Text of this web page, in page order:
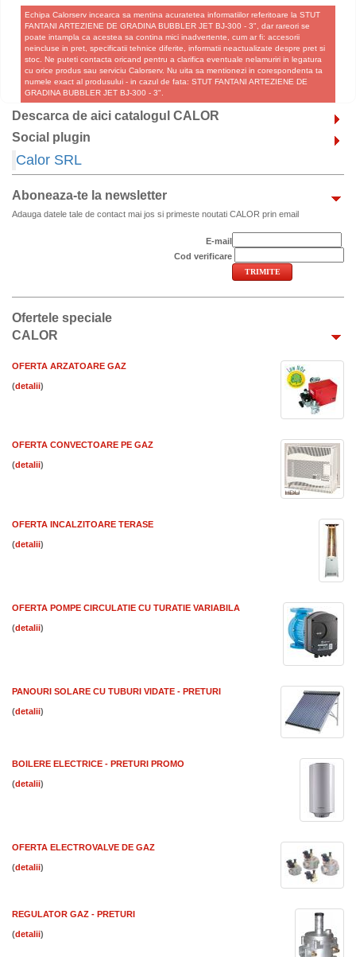
Echipa Calorserv incearca sa mentina acuratetea informatiilor referitoare la STUT
FANTANI ARTEZIENE DE GRADINA BUBBLER JET BJ-300 - 3", dar rareori se
poate intampla ca acestea sa contina mici inadvertente, cum ar fi: accesorii
neincluse in pret, specificatii tehnice diferite, informatii neactualizate despre pret si
stoc. Ne puteti contacta oricand pentru a clarifica eventuale nelamuriri in legatura
cu orice produs sau serviciu Calorserv. Nu uita sa mentionezi in corespondenta ta
numele exact al produsului - in cazul de fata: STUT FANTANI ARTEZIENE DE
GRADINA BUBBLER JET BJ-300 - 3".
Descarca de aici catalogul CALOR
Social plugin
Calor SRL
Aboneaza-te la newsletter
Adauga datele tale de contact mai jos si primeste noutati CALOR prin email
E-mail
Cod verificare
Ofertele speciale
CALOR
OFERTA ARZATOARE GAZ
( )
OFERTA CONVECTOARE PE GAZ
( )
OFERTA INCALZITOARE TERASE
( )
OFERTA POMPE CIRCULATIE CU TURATIE VARIABILA
( )
PANOURI SOLARE CU TUBURI VIDATE - PRETURI
( )
BOILERE ELECTRICE - PRETURI PROMO
( )
OFERTA ELECTROVALVE DE GAZ
( )
REGULATOR GAZ - PRETURI
( )